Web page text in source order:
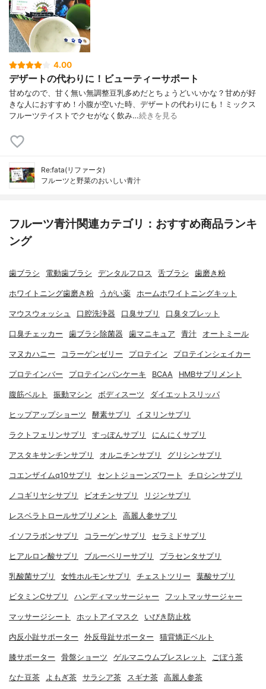
4.00
デザートの代わりに！ビューティーサポート
甘めなので、甘く無い無調整豆乳多めだとちょうどいいかな？甘めが好
きな人におすすめ！小腹が空いた時、デザートの代わりにも！ミックス
フルーツテイストでクセがなく飲み…続きを見る
Re:fata(リファータ)
フルーツと野菜のおいしい青汁
フルーツ青汁関連カテゴリ：おすすめ商品ランキ
ング
歯ブラシ 電動歯ブラシ デンタルフロス 舌ブラシ 歯磨き粉
ホワイトニング歯磨き粉 うがい薬 ホームホワイトニングキット
マウスウォッシュ 口腔洗浄器 口臭サプリ 口臭タブレット
口臭チェッカー 歯ブラシ除菌器 歯マニキュア 青汁 オートミール
マヌカハニー コラーゲンゼリー プロテイン プロテインシェイカー
プロテインバー プロテインパンケーキ BCAA HMBサプリメント
腹筋ベルト 振動マシン ボディスーツ ダイエットスリッパ
ヒップアップショーツ 酵素サプリ イヌリンサプリ
ラクトフェリンサプリ すっぽんサプリ にんにくサプリ
アスタキサンチンサプリ オルニチンサプリ グリシンサプリ
コエンザイムq10サプリ セントジョーンズワート チロシンサプリ
ノコギリヤシサプリ ビオチンサプリ リジンサプリ
レスベラトロールサプリメント 高麗人参サプリ
イソフラボンサプリ コラーゲンサプリ セラミドサプリ
ヒアルロン酸サプリ ブルーベリーサプリ プラセンタサプリ
乳酸菌サプリ 女性ホルモンサプリ チェストツリー 葉酸サプリ
ビタミンCサプリ ハンディマッサージャー フットマッサージャー
マッサージシート ホットアイマスク いびき防止枕
内反小趾サポーター 外反母趾サポーター 猫背矯正ベルト
膝サポーター 骨盤ショーツ ゲルマニウムブレスレット ごぼう茶
なた豆茶 よもぎ茶 サラシア茶 スギナ茶 高麗人参茶